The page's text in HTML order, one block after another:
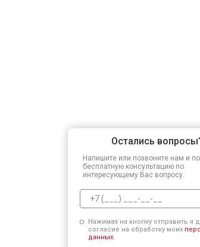
Остались
Напишите или позвоните нам и
бесплатную консультацию по
интересующему Вас вопросу.
Нажимая на кнопку отправить я
согласие на обработку моих
данных.